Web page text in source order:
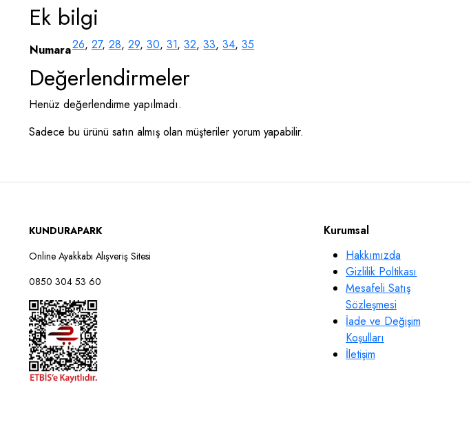
Ek bilgi
Numara26, 27, 28, 29, 30, 31,32,33,34,35
Değerlendirmeler
Henüz değerlendirme yapılmadı.
Sadece bu ürünü satın almış olan müşteriler yorum yapabilir.
KUNDURAPARK
Online Ayakkabı Alışveriş Sitesi
0850 304 53 60
Kurumsal
Hakkımızda
Gizlilik Poltikası
Mesafeli Satış
Sözleşmesi
İade ve Değişim
Koşulları
İletişim